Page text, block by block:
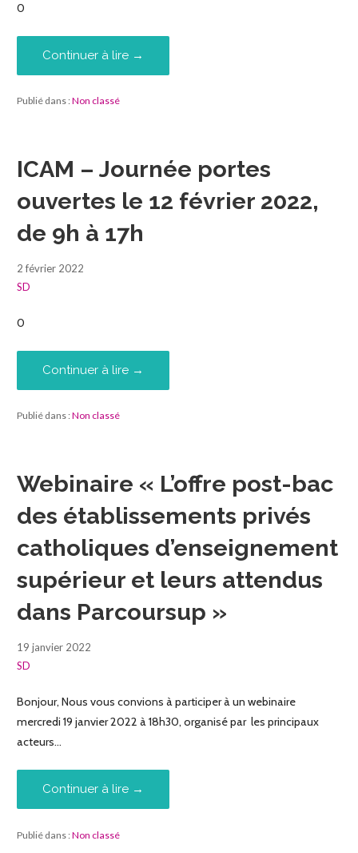
0
Continuer à lire →
Publié dans :Non classé
ICAM – Journée portes
ouvertes le 12 février 2022,
de 9h à 17h
2 février 2022
SD
0
Continuer à lire →
Publié dans :Non classé
Webinaire « L’offre post-bac
des établissements privés
catholiques d’enseignement
supérieur et leurs attendus
dans Parcoursup »
19 janvier 2022
SD
Bonjour, Nous vous convions à participer à un webinaire
mercredi 19 janvier 2022 à 18h30, organisé par les principaux
acteurs…
Continuer à lire →
Publié dans :Non classé